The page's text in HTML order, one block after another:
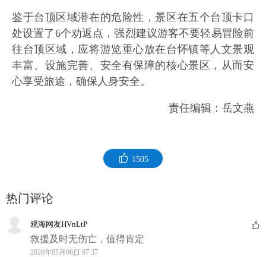
鉴于台顶区域潜在的危险性，景区在五个台顶卡口
处设置了6个劝返点，强烈建议游客不要轻易冒险前
往台顶区域，应将游览重心放在台怀镇等人文景观
丰富、设施完善、安全有保障的核心景区，从而安
心享受旅途，确保人身安全。
责任编辑：岳文燕
1505
热门评论
观海网友HVnLtP
救援及时无伤亡，值得肯定
2026年05月06日 07:37